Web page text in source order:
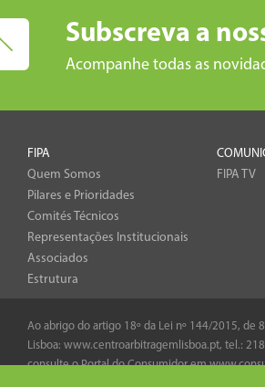
Subscreva a
Acompanhe todas as
FIPA
Quem Somos
Pilares e Prioridades
Comités Técnicos
Representações Institucionais
Associados
Estrutura
FIPA TV
Ao abrigo do artigo 18º da Lei nº 144/2015,
Lisboa: www.centroarbitragemlisboa.pt, tel.:
consulte o Portal do Consumidor em